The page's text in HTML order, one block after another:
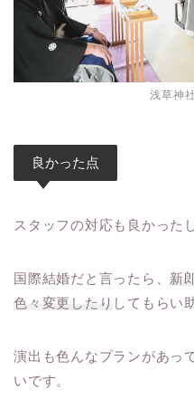
浅草神
良かった点
スタッフの対応も良かったし
国際結婚だと言ったら、 新
色々変更したり してもらい
演出も色んなプランがあっ
いです。